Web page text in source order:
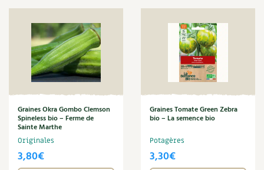
Tous au jardin ! avec Pascal
La vie secrète du jardin
BD : La folle histoire des plantes
Graines Okra Gombo Clemson
Spineless bio – Ferme de
Sainte Marthe
Originales
3,80€
Graines Tomate Green Zebra
bio – La semence bio
Potagères
3,30€